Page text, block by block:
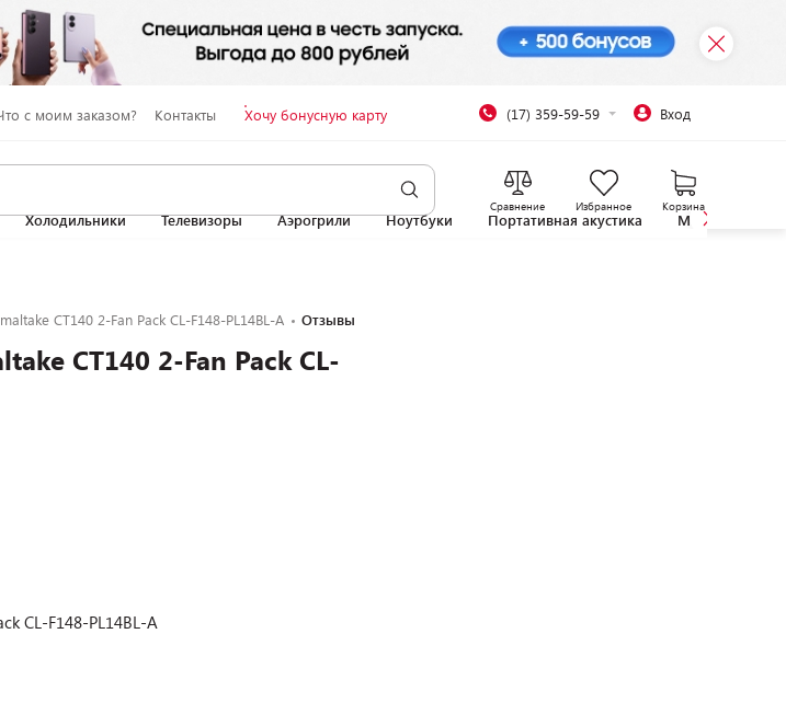
с моим заказом? Контакты Хочу бонусную карту (17) 359-59-59 Вход
Сравнение Избранное Корзина
Холодильники Телевизоры Аэрогрили Ноутбуки Портативная акустика
CT140 2-Fan Pack CL-F148-PL14BL-A Отзывы
CT140 2-Fan Pack CL-
CL-F148-PL14BL-A